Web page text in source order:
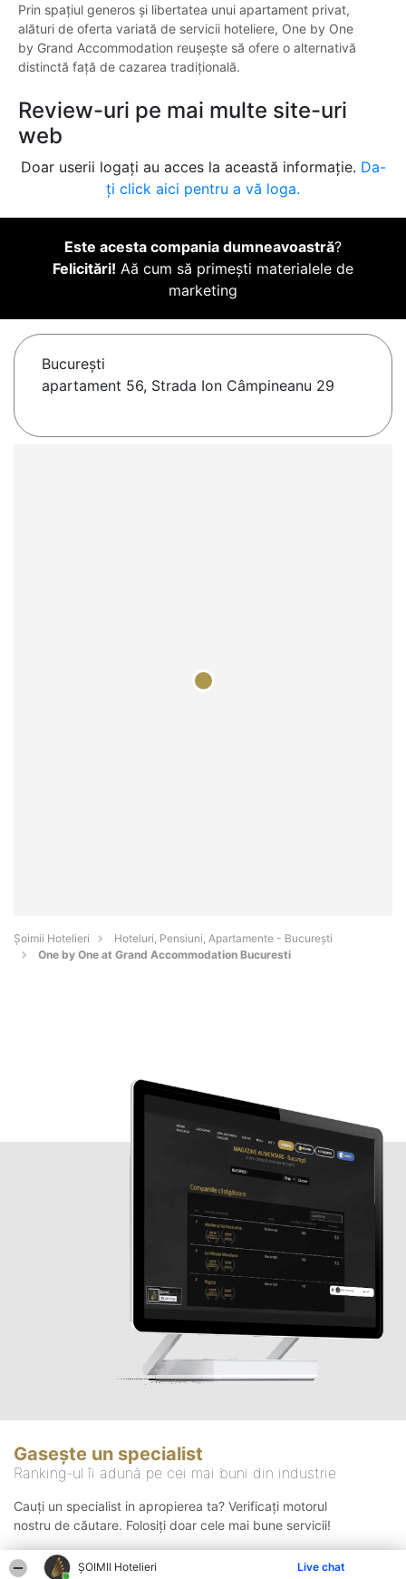
ȘOIMII Hotelieri Live chat
Prin spațiul generos și libertatea unui apartament privat,
alături de oferta variată de servicii hoteliere, One by One
by Grand Accommodation reușește să ofere o alternativă
distinctă față de cazarea tradițională.
Review-uri pe mai multe site-uri
web
Doar userii logați au acces la această informație. Da-
ți click aici pentru a vă loga.
Este acesta compania dumneavoastră?
Felicitări! Aă cum să primești materialele de
marketing
Bucureşti
apartament 56, Strada Ion Câmpineanu 29
Șoimii Hotelieri
Hoteluri, Pensiuni, Apartamente - Bucureşti
One by One at Grand Accommodation Bucuresti
Gasește un specialist
Ranking-ul îi adună pe cei mai buni din industrie
Cauți un specialist in apropierea ta? Verificați motorul
nostru de căutare. Folosiți doar cele mai bune servicii!